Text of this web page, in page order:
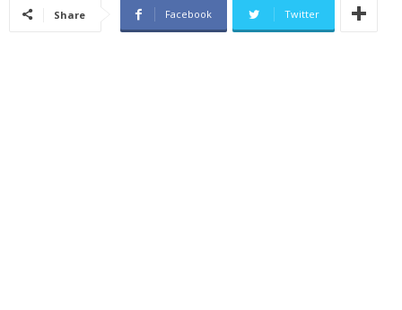
Share Facebook Twitter